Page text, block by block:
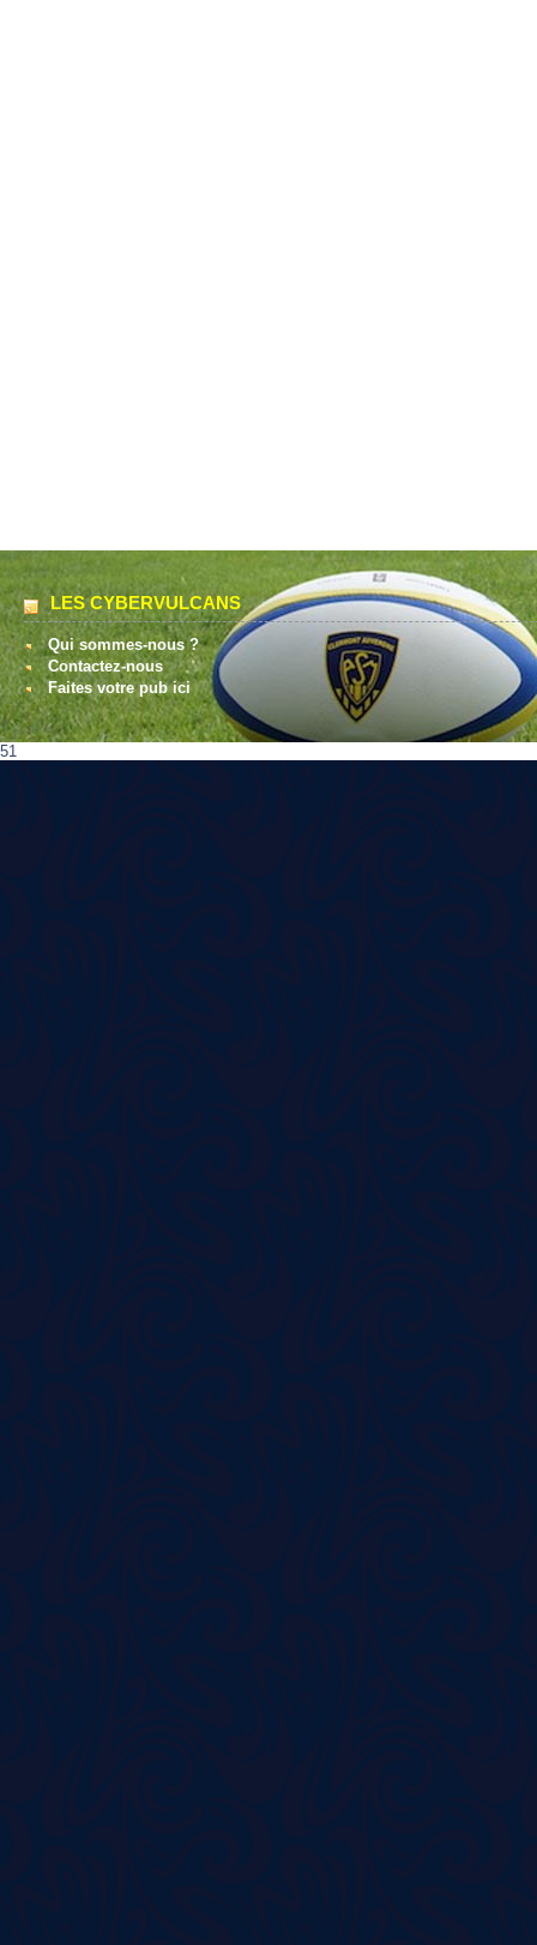
LES CYBERVULCANS
Qui sommes-nous ?
Contactez-nous
Faites votre pub ici
51